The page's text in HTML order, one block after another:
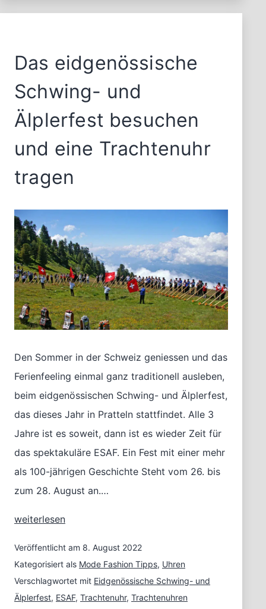
zu
Das eidgenössische
Schwing- und
Älplerfest besuchen
und eine Trachtenuhr
tragen
Den Sommer in der Schweiz geniessen und das
Ferienfeeling einmal ganz traditionell ausleben,
beim eidgenössischen Schwing- und Älplerfest,
das dieses Jahr in Pratteln stattfindet. Alle 3
Jahre ist es soweit, dann ist es wieder Zeit für
das spektakuläre ESAF. Ein Fest mit einer mehr
als 100-jährigen Geschichte Steht vom 26. bis
zum 28. August an.…
Das
Schwing-
und
Älplerfest
besuchen
weiterlesen
Veröffentlicht am 8. August 2022
Kategorisiert als Mode Fashion Tipps, Uhren
Verschlagwortet mit Eidgenössische Schwing- und
Älplerfest, ESAF, Trachtenuhr, Trachtenuhren